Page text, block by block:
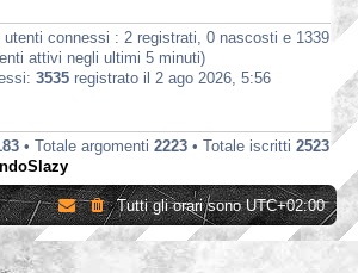
utenti connessi : 2 registrati, 0 nascosti e 1339
attivi negli ultimi 5 minuti)
3535 registrato il 2 ago 2026, 5:56
• Totale argomenti 2223 • Totale iscritti 2523
Tutti gli orari sonoUTC+02:00